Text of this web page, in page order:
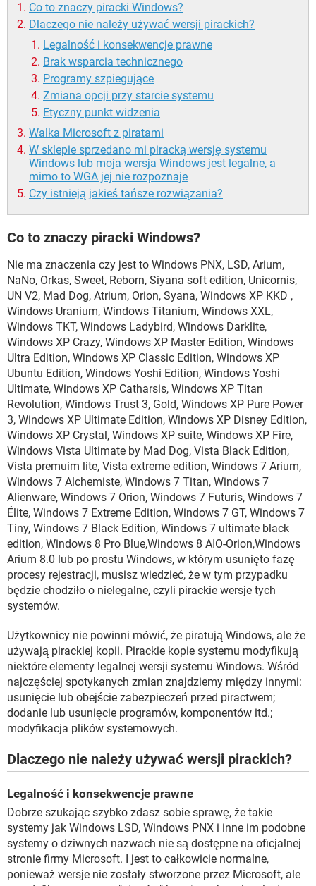
Co to znaczy piracki Windows?
Dlaczego nie należy używać wersji pirackich?
Legalność i konsekwencje prawne
Brak wsparcia technicznego
Programy szpiegujące
Zmiana opcji przy starcie systemu
Etyczny punkt widzenia
Walka Microsoft z piratami
W sklepie sprzedano mi piracką wersję systemu
Windows lub moja wersja Windows jest legalne, a
mimo to WGA jej nie rozpoznaje
Czy istnieją jakieś tańsze rozwiązania?
Co to znaczy piracki Windows?
Nie ma znaczenia czy jest to Windows PNX, LSD, Arium,
NaNo, Orkas, Sweet, Reborn, Siyana soft edition, Unicornis,
UN V2, Mad Dog, Atrium, Orion, Syana, Windows XP KKD ,
Windows Uranium, Windows Titanium, Windows XXL,
Windows TKT, Windows Ladybird, Windows Darklite,
Windows XP Crazy, Windows XP Master Edition, Windows
Ultra Edition, Windows XP Classic Edition, Windows XP
Ubuntu Edition, Windows Yoshi Edition, Windows Yoshi
Ultimate, Windows XP Catharsis, Windows XP Titan
Revolution, Windows Trust 3, Gold, Windows XP Pure Power
3, Windows XP Ultimate Edition, Windows XP Disney Edition,
Windows XP Crystal, Windows XP suite, Windows XP Fire,
Windows Vista Ultimate by Mad Dog, Vista Black Edition,
Vista premuim lite, Vista extreme edition, Windows 7 Arium,
Windows 7 Alchemiste, Windows 7 Titan, Windows 7
Alienware, Windows 7 Orion, Windows 7 Futuris, Windows 7
Élite, Windows 7 Extreme Edition, Windows 7 GT, Windows 7
Tiny, Windows 7 Black Edition, Windows 7 ultimate black
edition, Windows 8 Pro Blue,Windows 8 AIO-Orion,Windows
Arium 8.0 lub po prostu Windows, w którym usunięto fazę
procesy rejestracji, musisz wiedzieć, że w tym przypadku
będzie chodziło o nielegalne, czyli pirackie wersje tych
systemów.
Użytkownicy nie powinni mówić, że piratują Windows, ale że
używają pirackiej kopii. Pirackie kopie systemu modyfikują
niektóre elementy legalnej wersji systemu Windows. Wśród
najczęściej spotykanych zmian znajdziemy między innymi:
usunięcie lub obejście zabezpieczeń przed piractwem;
dodanie lub usunięcie programów, komponentów itd.;
modyfikacja plików systemowych.
Dlaczego nie należy używać wersji pirackich?
Legalność i konsekwencje prawne
Dobrze szukając szybko zdasz sobie sprawę, że takie
systemy jak Windows LSD, Windows PNX i inne im podobne
systemy o dziwnych nazwach nie są dostępne na oficjalnej
stronie firmy Microsoft. I jest to całkowicie normalne,
ponieważ wersje nie zostały stworzone przez Microsoft, ale